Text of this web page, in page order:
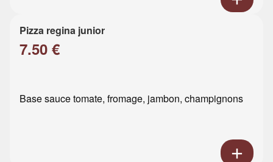
Pizza regina junior
7.50 €
Base sauce tomate, fromage, jambon, champignons